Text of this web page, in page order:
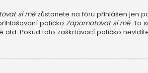
si mězůstanete na fóru přihlášen jen
políčko Zapamatovat si mě. To
Pokud toto zaškrtávací políčko